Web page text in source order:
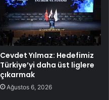
Cevdet Yılmaz: Hedefimiz
Türkiye’yi daha üst liglere
çıkarmak
Ağustos 6, 2026